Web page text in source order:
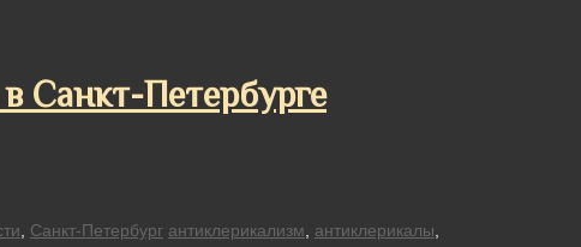
Санкт-Петербурге
, Санкт-Петербург антиклерикализм, антиклерикалы,